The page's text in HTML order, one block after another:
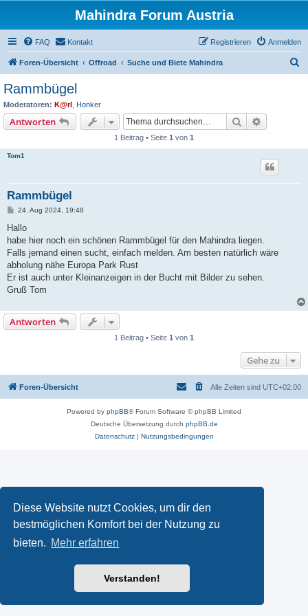
Diese Website nutzt Cookies, um dir den
bestmöglichen Komfort bei der Nutzung zu
bieten. Mehr erfahren
Verstanden!
Mahindra Forum Austria
FAQ Kontakt Anmelden
Registrieren
Foren-Übersicht Offroad Suche und Biete Mahindra
Rammbügel
Moderatoren: K@rl Honker
Antworten Suche
1 Beitrag • Seite 1 von 1
Tom1
Rammbügel
B
i
r
a
24. Aug 2024, 19:48
Hallo
habe hier noch ein schönen Rammbügel für den Mahindra liegen.
Falls jemand einen sucht, einfach melden. Am besten natürlich wäre
abholung nähe Europa Park Rust
Er ist auch unter Kleinanzeigen in der Bucht mit Bilder zu sehen.
Gruß Tom
Antworten
1 Beitrag • Seite 1 von 1
Gehe zu
Foren-Übersicht Alle Zeiten sind UTC+02:00
Powered by phpBB® Forum Software © phpBB Limited
Deutsche Übersetzung durch phpBB.de
Datenschutz| Nutzungsbedingungen